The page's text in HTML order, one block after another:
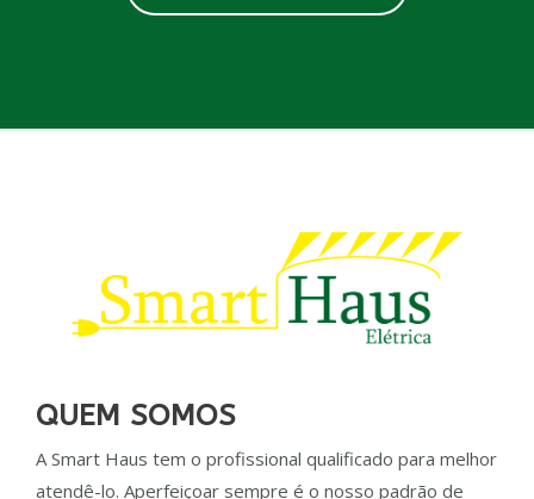
QUEM SOMOS
A Smart Haus tem o profissional qualificado para melhor
atendê-lo. Aperfeiçoar sempre é o nosso padrão de